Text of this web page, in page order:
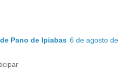
Pano de Ipiabas 6 de agosto de